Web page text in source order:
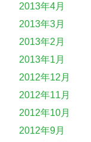
2013年4月
2013年3月
2013年2月
2013年1月
2012年12月
2012年11月
2012年10月
2012年9月